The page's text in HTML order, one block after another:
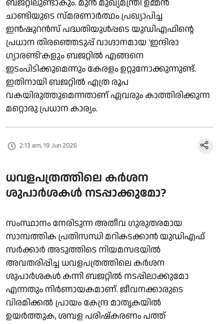
ബജറ്റിലുണ്ടാകും. മുൻ മുഖ്യമന്ത്രി ഉമ്മൻ
ചാണ്ടിയുടെ സ്മരണാർത്ഥം പ്രഖ്യാപിച്ച
ഇൻഷുറൻസ് പദ്ധതിയുൾപ്പടെ യുഡിഎഫിന്റെ
പ്രധാന തിരഞ്ഞെടുപ്പ് വാഗ്ദാനമായ 'ഇന്ദിരാ
ഗ്യാരണ്ടി'കളും ബജറ്റിൽ എങ്ങനെ
ഇടംപിടിക്കുമെന്നും കേരളം ഉറ്റുനോക്കുന്നുണ്ട്.
ഇതിനായി ബജറ്റിൽ എത്ര രൂപ
വകയിരുത്തുമെന്നതാണ് ഏവരും കാത്തിരിക്കുന്ന
മറ്റൊരു പ്രധാന കാര്യം.
2:13 am, 19 Jun 2026
ധവളപത്രത്തിലെ കർശന
ശുപാർശകൾ നടപ്പാക്കുമോ?
സംസ്ഥാനം നേരിടുന്ന അതീവ ഗുരുതരമായ
സാമ്പത്തിക പ്രതിസന്ധി മറികടക്കാൻ യുഡിഎഫ്
സർക്കാർ അടുത്തിടെ നിയമസഭയിൽ
അവതരിപ്പിച്ച ധവളപത്രത്തിലെ കർശന
ശുപാർശകൾ കന്നി ബജറ്റിൽ നടപ്പിലാക്കുമോ
എന്നതും നിർണായകമാണ്. ജീവനക്കാരുടെ
വിരമിക്കൽ പ്രായം കേന്ദ്ര മാതൃകയിൽ
ഉയർത്തുക, ശമ്പള പരിഷ്കരണം പത്ത്